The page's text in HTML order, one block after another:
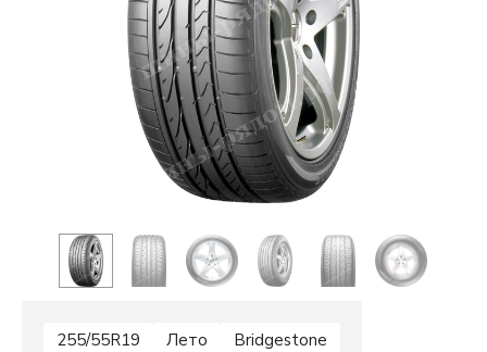
255/55R19 Лето Bridgestone